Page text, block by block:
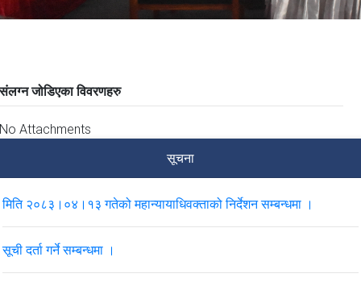
संलग्न जोडिएका विवरणहरु
No Attachments
सूचना
मिति २०८३।०४।१३ गतेको महान्यायाधिवक्ताको निर्देशन सम्बन्धमा ।
सूची दर्ता गर्ने सम्बन्धमा ।